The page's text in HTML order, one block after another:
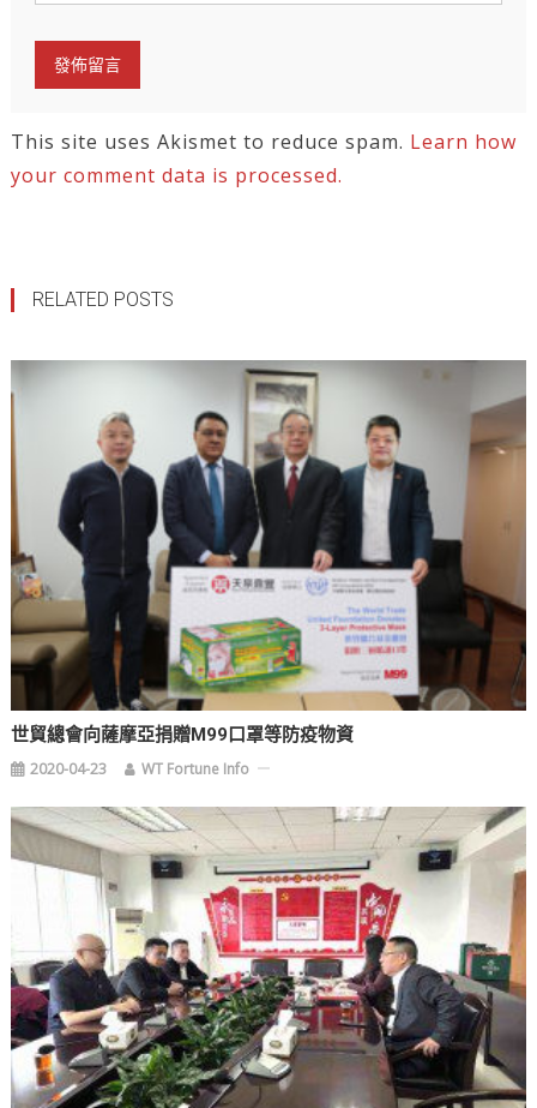
This site uses Akismet to reduce spam. Learn how
your comment data is processed.
RELATED POSTS
世貿總會向薩摩亞捐贈M99口罩等防疫物資
2020-04-23 WT Fortune Info